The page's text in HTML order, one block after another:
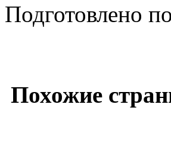
Подготовлено
Похожие